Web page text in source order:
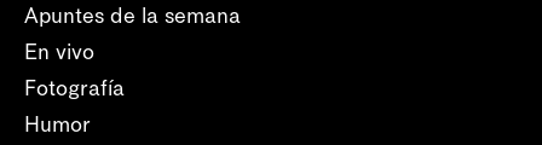
Apuntes de la semana
En vivo
Fotografía
Humor